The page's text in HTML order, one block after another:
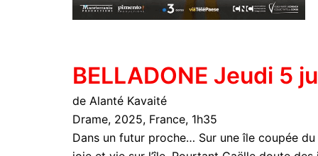
BELLADONE Jeudi 5
de Alanté Kavaité
Drame, 2025, France, 1h35
Dans un futur proche… Sur une île coupée